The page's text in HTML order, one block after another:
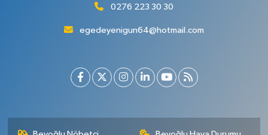
0276 223 30 30
egedeyenigun64@hotmail.com